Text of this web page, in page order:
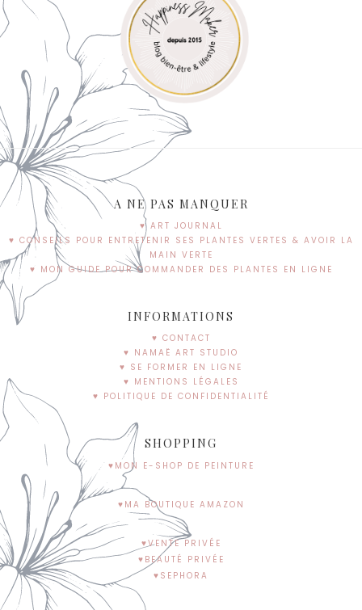
A NE PAS MANQUER
♥ ART JOURNAL
♥ CONSEILS POUR ENTRETENIR SES PLANTES VERTES & AVOIR LA
MAIN VERTE
♥ MON GUIDE POUR COMMANDER DES PLANTES EN LIGNE
INFORMATIONS
♥ CONTACT
♥ NAMAË ART STUDIO
♥ SE FORMER EN LIGNE
♥ MENTIONS LÉGALES
♥ POLITIQUE DE CONFIDENTIALITÉ
SHOPPING
♥MON E-SHOP DE PEINTURE
♥MA BOUTIQUE AMAZON
♥VENTE PRIVÉE
♥BEAUTÉ PRIVÉE
♥SEPHORA